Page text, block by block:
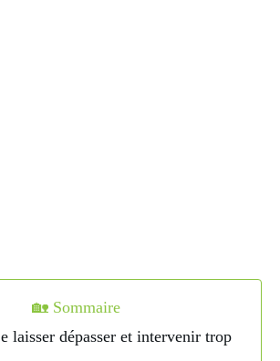
🏡 Sommaire
laisser dépasser et intervenir trop